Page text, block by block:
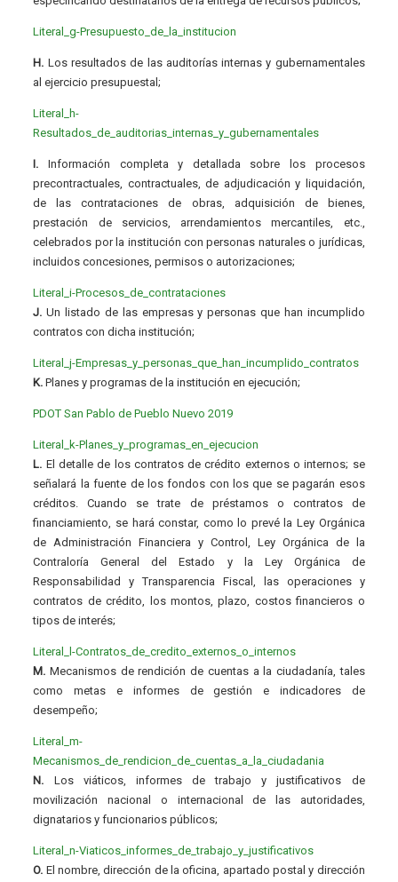
Literal_g-Presupuesto_de_la_institucion
H. Los resultados de las auditorías internas y gubernamentales
al ejercicio presupuestal;
Literal_h-
Resultados_de_auditorias_internas_y_gubernamentales
I. Información completa y detallada sobre los procesos
precontractuales, contractuales, de adjudicación y liquidación,
de las contrataciones de obras, adquisición de bienes,
prestación de servicios, arrendamientos mercantiles, etc.,
celebrados por la institución con personas naturales o jurídicas,
incluidos concesiones, permisos o autorizaciones;
Literal_i-Procesos_de_contrataciones
J. Un listado de las empresas y personas que han incumplido
contratos con dicha institución;
Literal_j-Empresas_y_personas_que_han_incumplido_contratos
K. Planes y programas de la institución en ejecución;
PDOT San Pablo de Pueblo Nuevo 2019
Literal_k-Planes_y_programas_en_ejecucion
L. El detalle de los contratos de crédito externos o internos; se
señalará la fuente de los fondos con los que se pagarán esos
créditos. Cuando se trate de préstamos o contratos de
financiamiento, se hará constar, como lo prevé la Ley Orgánica
de Administración Financiera y Control, Ley Orgánica de la
Contraloría General del Estado y la Ley Orgánica de
Responsabilidad y Transparencia Fiscal, las operaciones y
contratos de crédito, los montos, plazo, costos financieros o
tipos de interés;
Literal_l-Contratos_de_credito_externos_o_internos
M. Mecanismos de rendición de cuentas a la ciudadanía, tales
como metas e informes de gestión e indicadores de
desempeño;
Literal_m-
Mecanismos_de_rendicion_de_cuentas_a_la_ciudadania
N. Los viáticos, informes de trabajo y justificativos de
movilización nacional o internacional de las autoridades,
dignatarios y funcionarios públicos;
Literal_n-Viaticos_informes_de_trabajo_y_justificativos
O. El nombre, dirección de la oficina, apartado postal y dirección